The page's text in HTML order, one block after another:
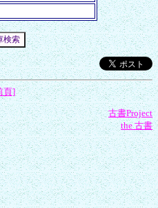
頁]
古書Project
the 古書